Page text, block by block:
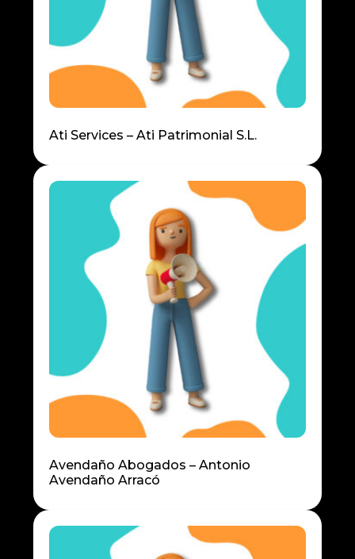
Ati Services – Ati Patrimonial S.L.
Avendaño Abogados – Antonio
Avendaño Arracó